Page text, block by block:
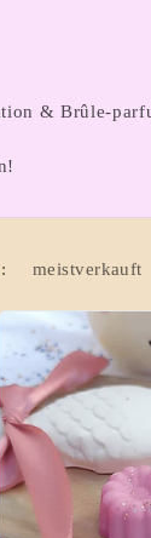
& Brûle-